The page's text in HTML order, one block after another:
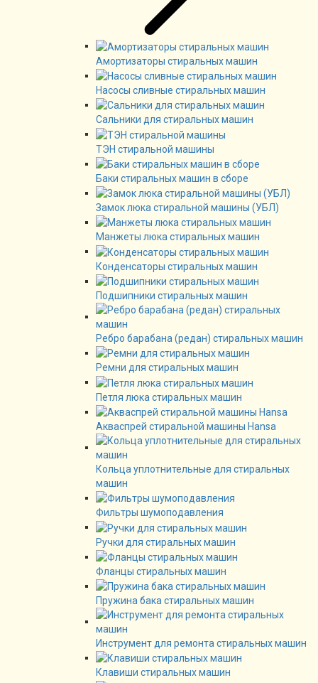
Амортизаторы стиральных машин
Насосы сливные стиральных машин
Сальники для стиральных машин
ТЭН стиральной машины
Баки стиральных машин в сборе
Замок люка стиральной машины (УБЛ)
Манжеты люка стиральных машин
Конденсаторы стиральных машин
Подшипники стиральных машин
Ребро барабана (редан) стиральных машин
Ремни для стиральных машин
Петля люка стиральных машин
Акваспрей стиральной машины Hansa
Кольца уплотнительные для стиральных
машин
Фильтры шумоподавления
Ручки для стиральных машин
Фланцы стиральных машин
Пружина бака стиральных машин
Инструмент для ремонта стиральных машин
Клавиши стиральных машин